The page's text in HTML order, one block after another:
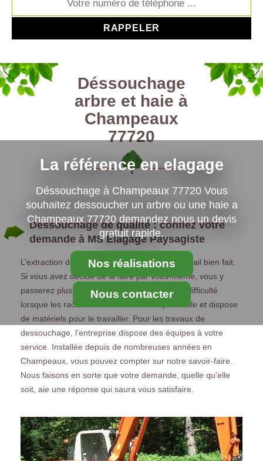
La référence en elagage
Déssouchage à Champeaux 77720 Vous
souhaitez dessoucher un arbre ou une haie a
Champeaux 77720 demandez nous un devis
gratuit rapide.
Nos réalisations
Nous contacter
Déssouchage
arbre et haie à
Champeaux
77720
Dessouchage de qualité : confiez votre
demande à MS Elagage Paysagiste
L’extraction de souche réussie relève d’un travail bien fait.
Si vous avez décidé de la faire par vous-même, vous y
passerez plusieurs heures. L’action est sans difficulté
lorsque les racines ont été traitées au préalable et dispose
de matériels pour le travailler. Pour les travaux de
dessouchage, l’entreprise dispose des équipes à votre
service. Installée depuis de nombreuses années en
Champeaux, vous pouvez compter sur notre savoir-faire.
Nous faisons en sorte que votre demande, quelle qu’elle
soit, aie une réponse qui saura vous satisfaire.